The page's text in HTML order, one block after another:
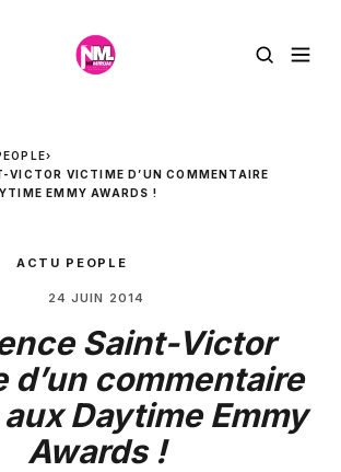
›
VICTOR VICTIME D’UN COMMENTAIRE
EMMY AWARDS !
ACTU PEOPLE
24 JUIN 2014
Saint-Victor
d’un commentaire
Daytime Emmy
Awards !